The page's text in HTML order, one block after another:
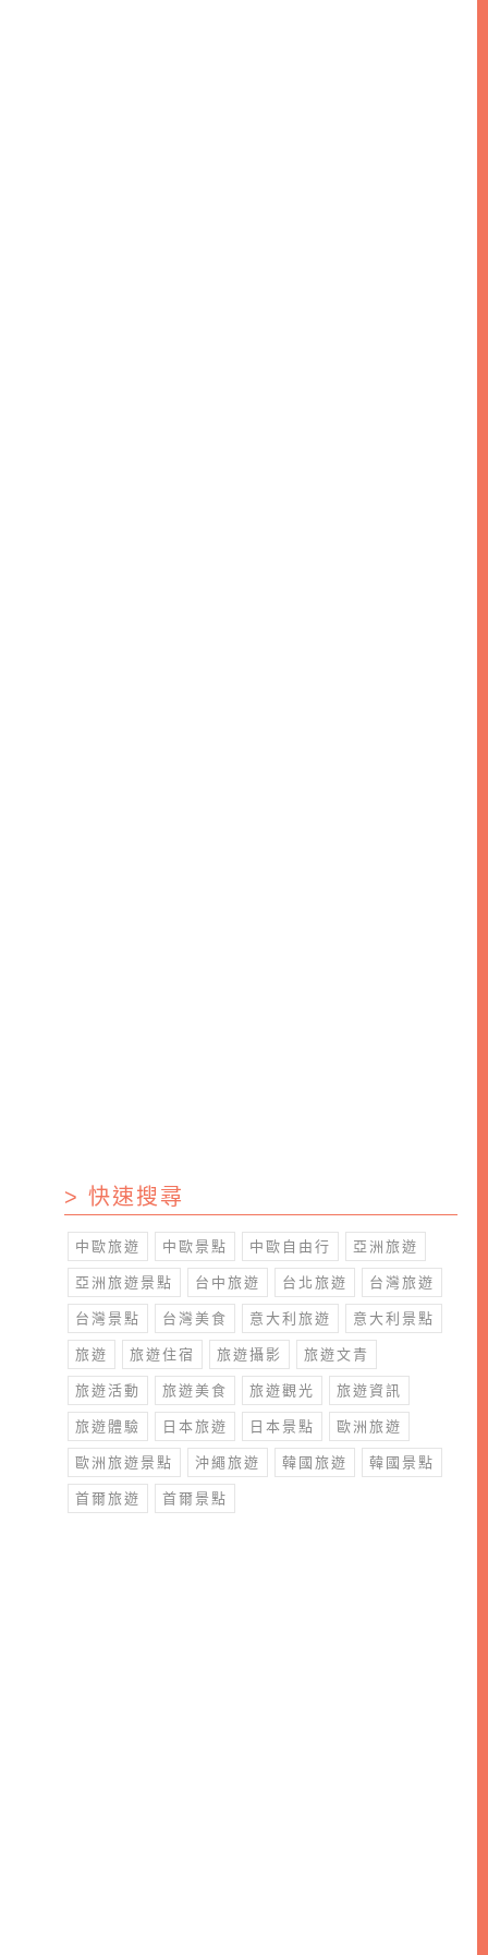
> 快速搜尋
中歐旅遊 中歐景點 中歐自由行 亞洲旅遊
亞洲旅遊景點 台中旅遊 台北旅遊 台灣旅遊
台灣景點 台灣美食 意大利旅遊 意大利景點
旅遊 旅遊住宿 旅遊攝影 旅遊文青
旅遊活動 旅遊美食 旅遊觀光 旅遊資訊
旅遊體驗 日本旅遊 日本景點 歐洲旅遊
歐洲旅遊景點 沖繩旅遊 韓國旅遊 韓國景點
首爾旅遊 首爾景點